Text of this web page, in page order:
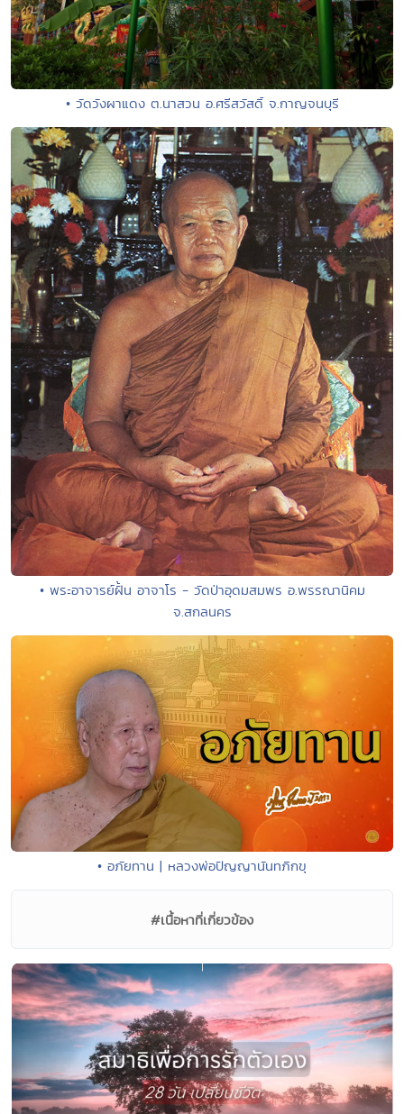
• วัดวังผาแดง ต.นาสวน อ.ศรีสวัสดิ์ จ.กาญจนบุรี
• พระอาจารย์ฝั้น อาจาโร - วัดป่าอุดมสมพร อ.พรรณานิคม
จ.สกลนคร
• อภัยทาน | หลวงพ่อปัญญานันทภิกขุ
#เนื้อหาที่เกี่ยวข้อง